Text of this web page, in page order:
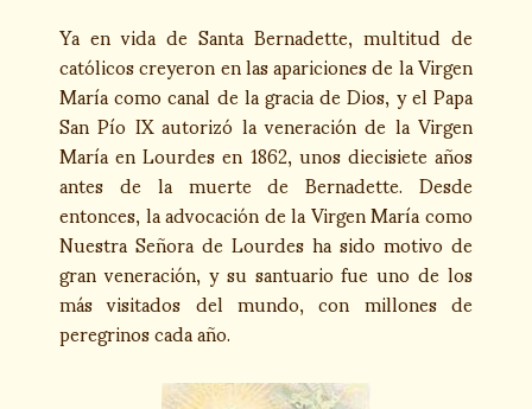
Ya en vida de Santa Bernadette, multitud de
católicos creyeron en las apariciones de la Virgen
María como canal de la gracia de Dios, y el Papa
San Pío IX autorizó la veneración de la Virgen
María en Lourdes en 1862, unos diecisiete años
antes de la muerte de Bernadette. Desde
entonces, la advocación de la Virgen María como
Nuestra Señora de Lourdes ha sido motivo de
gran veneración, y su santuario fue uno de los
más visitados del mundo, con millones de
peregrinos cada año.